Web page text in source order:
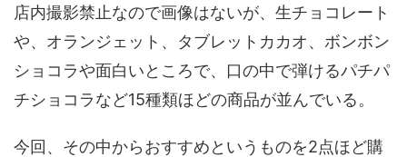
店内撮影禁止なので画像はないが、生チョコレート
や、オランジェット、タブレットカカオ、ボンボン
ショコラや面白いところで、口の中で弾けるパチパ
チショコラなど15種類ほどの商品が並んでいる。
今回、その中からおすすめというものを2点ほど購